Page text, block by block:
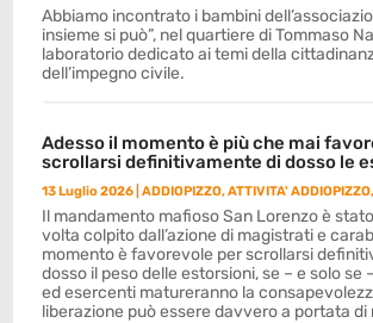
Abbiamo incontrato i bambini
insieme si può”, nel quartiere di Tommaso
laboratorio dedicato ai temi della
dell’impegno civile.
Adesso il momento è più che mai
scrollarsi definitivamente di dosso le
13 Luglio 2026 |ADDIOPIZZO,ATTIVITA' ADDIOPIZZO
Il mandamento mafioso San Lorenzo è
volta colpito dall’azione di magistrati e
momento è favorevole per scrollarsi
dosso il peso delle estorsioni, se – e solo se
ed esercenti matureranno la
liberazione può essere davvero a portata di